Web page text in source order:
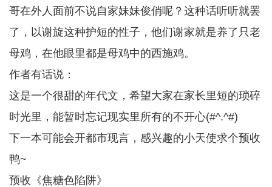
哥在外人面前不说自家妹妹俊俏呢？这种话听听就罢
了，以谢旋这种护短的性子，他们谢家就是养了只老
母鸡，在他眼里都是母鸡中的西施鸡。
作者有话说：
这是一个很甜的年代文，希望大家在家长里短的琐碎
时光里，能暂时忘记现实里所有的不开心(#^.^#)
下一本可能会开都市现言，感兴趣的小天使求个预收
鸭~
预收《焦糖色陷阱》